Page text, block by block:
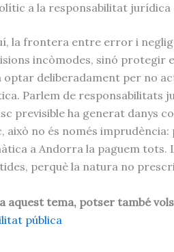
a la responsabilitat jurídica
la frontera entre error i
incòmodes, sinó protegir
optar deliberadament per no
Parlem de responsabilitats
previsible ha generat danys
això no és només
a Andorra la paguem tots.
perquè la natura no
aquest tema, potser també
pública